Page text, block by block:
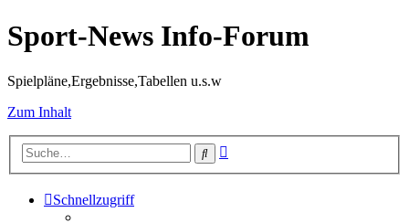
Sport-News Info-Forum
Spielpläne,Ergebnisse,Tabellen u.s.w
Zum Inhalt
Suche
Schnellzugriff